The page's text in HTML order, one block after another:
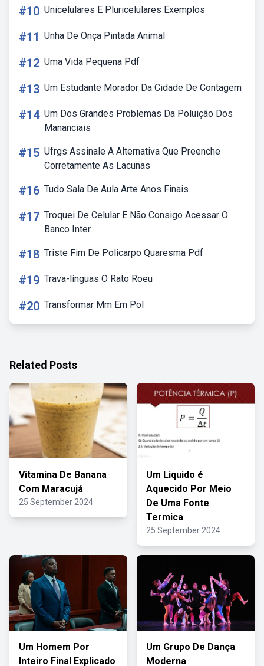
#10 Unicelulares E Pluricelulares Exemplos
#11 Unha De Onça Pintada Animal
#12 Uma Vida Pequena Pdf
#13 Um Estudante Morador Da Cidade De Contagem
#14 Um Dos Grandes Problemas Da Poluição Dos
Mananciais
#15 Ufrgs Assinale A Alternativa Que Preenche
Corretamente As Lacunas
#16 Tudo Sala De Aula Arte Anos Finais
#17 Troquei De Celular E Não Consigo Acessar O
Banco Inter
#18 Triste Fim De Policarpo Quaresma Pdf
#19 Trava-línguas O Rato Roeu
#20 Transformar Mm Em Pol
Related Posts
Vitamina De Banana
Com Maracujá
25 September 2024
Um Liquido é
Aquecido Por Meio
De Uma Fonte
Termica
25 September 2024
Um Homem Por
Inteiro Final Explicado
Um Grupo De Dança
Moderna